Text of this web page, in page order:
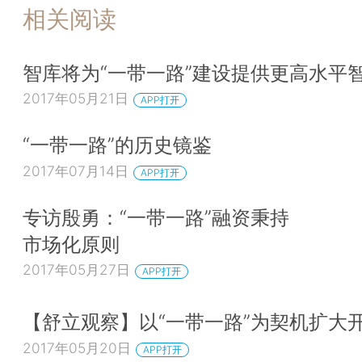
相关阅读
智库将为“一带一路”建设提供更高水平
2017年05月21日 APP打开
“一带一路”的历史镜鉴
2017年07月14日 APP打开
专访殷勇：“一带一路”融资秉持
市场化原则
2017年05月27日 APP打开
【舒立观察】以“一带一路”为契机扩大
2017年05月20日 APP打开